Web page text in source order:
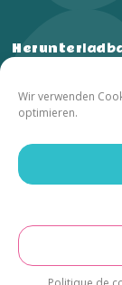
Wir verwenden
optimieren.
Kid's Club
Plan des
© 2021 Campingplatz Les